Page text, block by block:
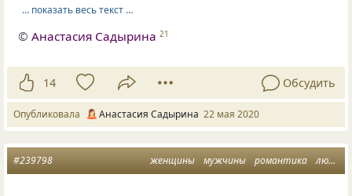
… показать весь текст …
©Анастасия Садырина 21
14 Обсудить
Опубликовала Анастасия Садырина 22 мая 2020
женщины мужчины романтика любовная лирика
#239798